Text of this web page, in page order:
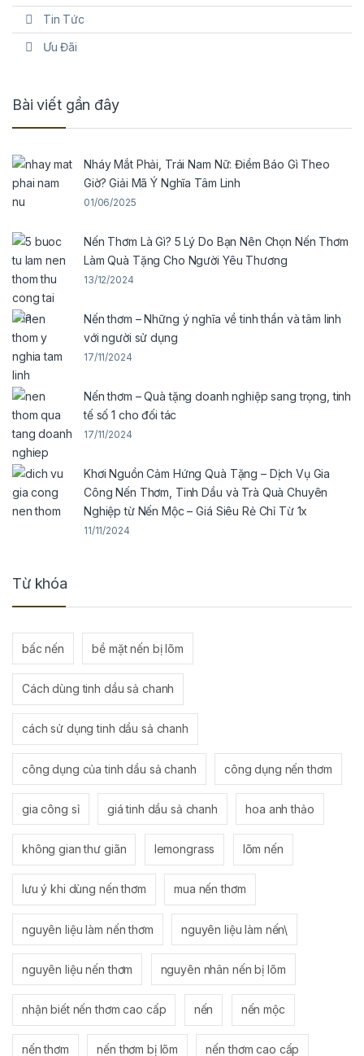
Tin Tức
Ưu Đãi
Bài viết gần đây
Nháy Mắt Phải, Trái Nam Nữ: Điềm Báo Gì Theo
Giờ? Giải Mã Ý Nghĩa Tâm Linh
01/06/2025
Nến Thơm Là Gì? 5 Lý Do Bạn Nên Chọn Nến Thơm
Làm Quà Tặng Cho Người Yêu Thương
13/12/2024
Nến thơm – Những ý nghĩa về tinh thần và tâm linh
với người sử dụng
17/11/2024
Nến thơm – Quà tặng doanh nghiệp sang trọng, tinh
tế số 1 cho đối tác
17/11/2024
Khơi Nguồn Cảm Hứng Quà Tặng – Dịch Vụ Gia
Công Nến Thơm, Tinh Dầu và Trà Quà Chuyên
Nghiệp từ Nến Mộc – Giá Siêu Rẻ Chỉ Từ 1x
11/11/2024
Từ khóa
bấc nến bề mặt nến bị lõm
Cách dùng tinh dầu sả chanh
cách sử dụng tinh dầu sả chanh
công dụng của tinh dầu sả chanh công dụng nến thơm
gia công sỉ giá tinh dầu sả chanh hoa anh thảo
không gian thư giãn lemongrass lõm nến
lưu ý khi dùng nến thơm mua nến thơm
nguyên liệu làm nến thơm nguyên liệu làm nến\
nguyên liệu nến thơm nguyên nhân nến bị lõm
nhận biết nến thơm cao cấp nến nến mộc
nến thơm nến thơm bị lõm nến thơm cao cấp